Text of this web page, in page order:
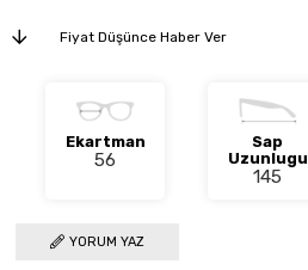
Fiyat Düşünce Haber Ver
Ekartman
56
Sap
Uzunlugu
145
YORUM YAZ